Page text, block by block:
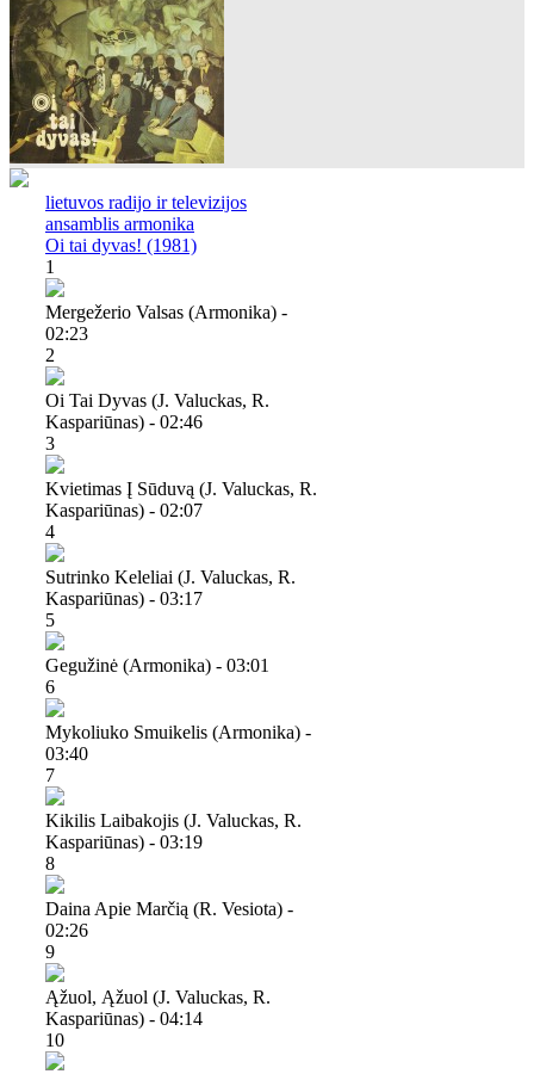
lietuvos radijo ir televizijos
ansamblis armonika
Oi tai dyvas! (1981)
1
Mergežerio Valsas (armonika) -
02:23
2
Oi Tai Dyvas (j. Valuckas, R.
Kaspariūnas) - 02:46
3
Kvietimas Į Sūduvą (j. Valuckas, R.
Kaspariūnas) - 02:07
4
Sutrinko Keleliai (j. Valuckas, R.
Kaspariūnas) - 03:17
5
Gegužinė (armonika) - 03:01
6
Mykoliuko Smuikelis (armonika) -
03:40
7
Kikilis Laibakojis (j. Valuckas, R.
Kaspariūnas) - 03:19
8
Daina Apie Marčią (r. Vesiota) -
02:26
9
Ąžuol, Ąžuol (j. Valuckas, R.
Kaspariūnas) - 04:14
10